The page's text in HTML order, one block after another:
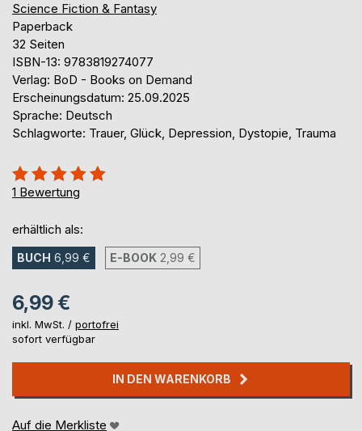
Science Fiction & Fantasy
Paperback
32 Seiten
ISBN-13: 9783819274077
Verlag: BoD - Books on Demand
Erscheinungsdatum: 25.09.2025
Sprache: Deutsch
Schlagworte: Trauer, Glück, Depression, Dystopie, Trauma
Bewertung::
100%
1 Bewertung
erhältlich als:
BUCH 6,99 € E-BOOK 2,99 €
6,99 €
inkl. MwSt. / portofrei
sofort verfügbar
IN DEN WARENKORB
Auf die Merkliste